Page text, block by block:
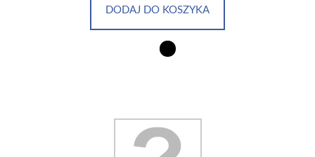
DODAJ DO KOSZYKA